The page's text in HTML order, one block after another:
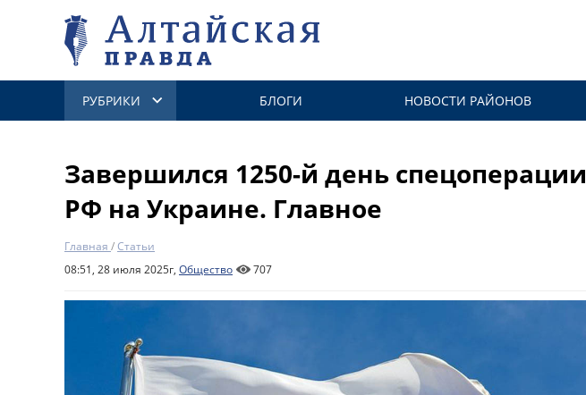
РУБРИКИ БЛОГИ НОВОСТИ РАЙОНОВ
Завершился 1250-й день спецоперации
РФ на Украине. Главное
Главная /Статьи
08:51, 28 июля 2025г, Общество 707